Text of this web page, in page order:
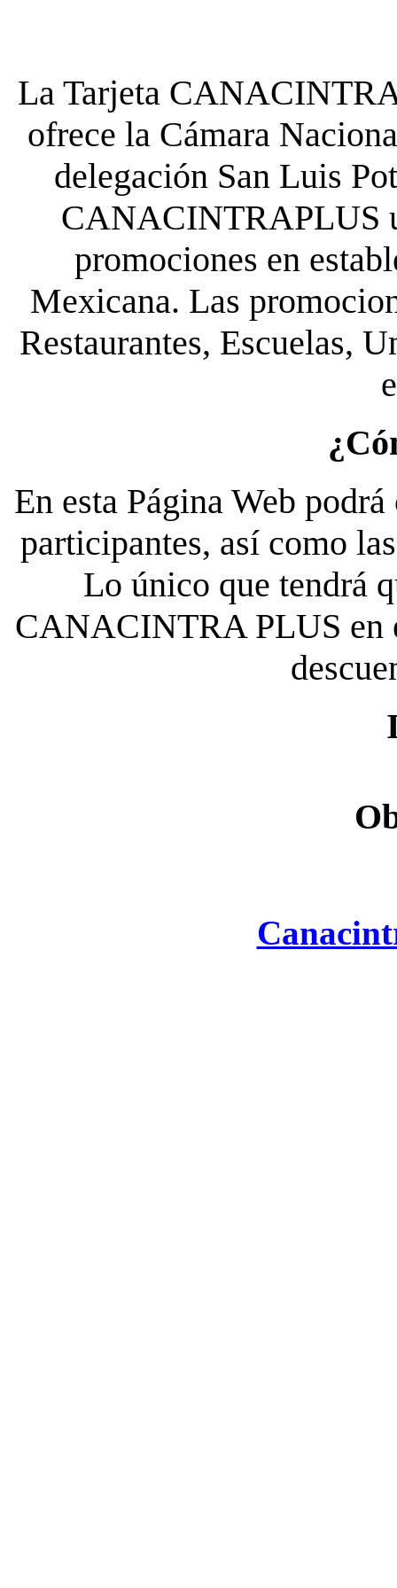
La Tarjeta
ofrece la Cámara
delegación San Luis
CANACINTRAPLUS
promociones en
Mexicana. Las
Restaurantes, Escuelas,
En esta Página Web
participantes, así como
Lo único que tendrá
CANACINTRA PLUS en